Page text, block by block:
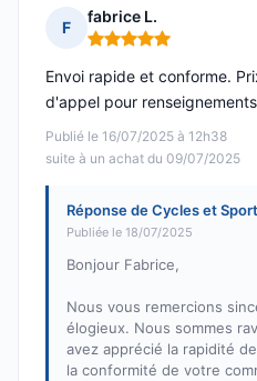
F
fabrice L.
Note : 5 sur 5
Publié le 16/07/2025 à 12h38
suite à un achat du 09/07/2025
Envoi rapide et conforme.
d'appel pour
Réponse de Cycles et
Publiée le 18/07/2025
Bonjour Fabrice,
Nous vous remercions
élogieux. Nous sommes
avez apprécié la rapidité
la conformité de votre